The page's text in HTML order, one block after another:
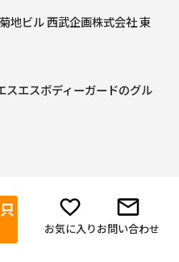
お気に入りお問い合わせ
地ビル 西武企画株式会社 東
エスボディーガードのグル